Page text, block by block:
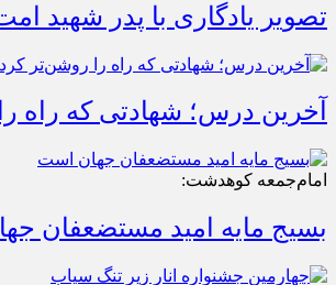
تصویر یادگاری با پدر شهید
آخرین درس؛ شهادتی که راه
امام‌جمعه کوهدشت:
بسیج مایه امید مستضعفان